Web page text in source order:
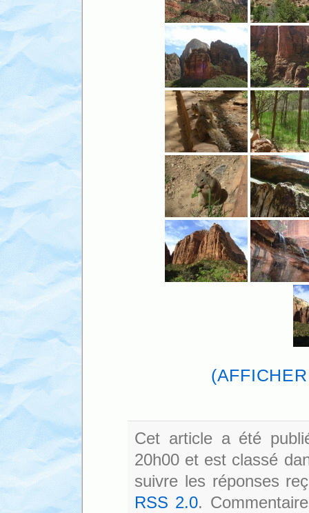
Cet article a été
20h00 et est classé
suivre les réponses
RSS 2.0.